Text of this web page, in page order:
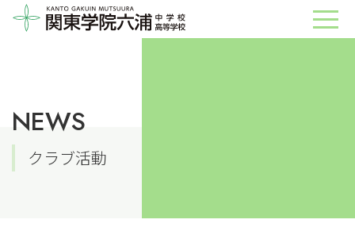
NEWS
クラブ活動